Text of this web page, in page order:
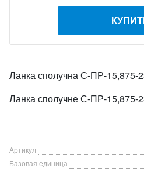
Ланка сполучна С-ПР-15,875-
Ланка сполучне С-ПР-15,875-
Артикул
Базовая единица